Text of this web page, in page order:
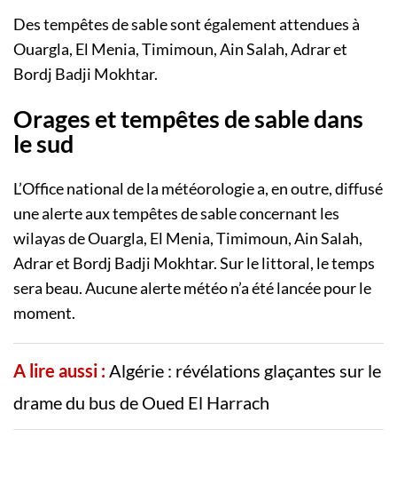
Des tempêtes de sable sont également attendues à
Ouargla, El Menia, Timimoun, Ain Salah, Adrar et
Bordj Badji Mokhtar.
Orages et tempêtes de sable dans
le sud
L’Office national de la météorologie a, en outre, diffusé
une alerte aux tempêtes de sable concernant les
wilayas de Ouargla, El Menia, Timimoun, Ain Salah,
Adrar et Bordj Badji Mokhtar. Sur le littoral, le temps
sera beau. Aucune alerte météo n’a été lancée pour le
moment.
A lire aussi :Algérie : révélations glaçantes sur le
drame du bus de Oued El Harrach